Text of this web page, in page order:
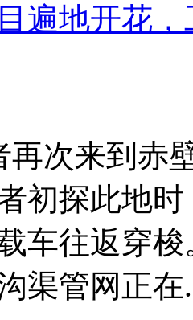
遍地开花
再次来到赤
初探此地
车往返穿
渠管网正在